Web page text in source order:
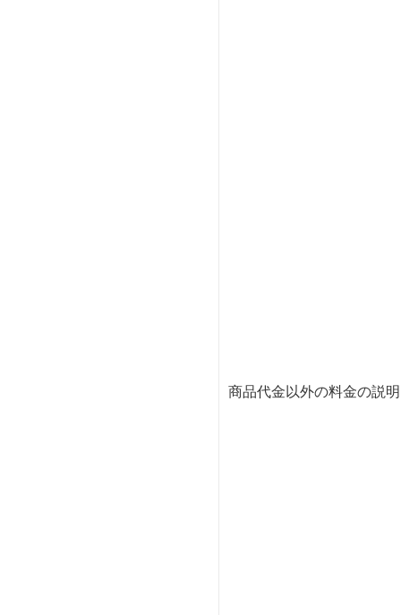
商品代金以外の料金の説明